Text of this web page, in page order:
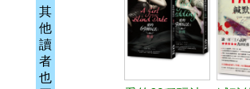
其
他
讀
者
也